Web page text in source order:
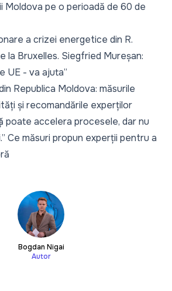
Moldova pe o perioadă de 60 de
a crizei energetice din R.
la Bruxelles. Siegfried Mureșan:
UE - va ajuta”
Republica Moldova: măsurile
și recomandările experților
poate accelera procesele, dar nu
Ce măsuri propun experții pentru a
Bogdan Nigai
Autor